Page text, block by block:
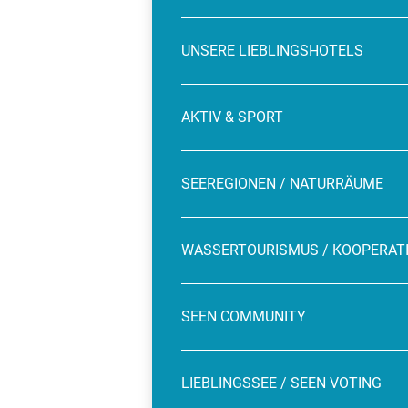
UNSERE LIEBLINGSHOTELS
AKTIV & SPORT
SEEREGIONEN / NATURRÄUME
WASSERTOURISMUS /
SEEN COMMUNITY
LIEBLINGSSEE / SEEN VOTING